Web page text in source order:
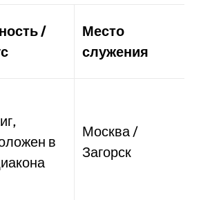
/
Место
служения
в
Москва /
Загорск